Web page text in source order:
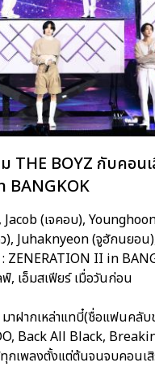
THE BOYZ กับคอน
BANGKOK
(เจคอบ),
Juhaknyeon (จูฮักนยอน
II in
, เอ็มสเฟียร์ เมื่อวันก่อน
าฝากเหล่าแทบี๋(ชื่อแฟนคลั
Back All Black,
กเพลงตั้งแต่ต้นจนจบคอนเ